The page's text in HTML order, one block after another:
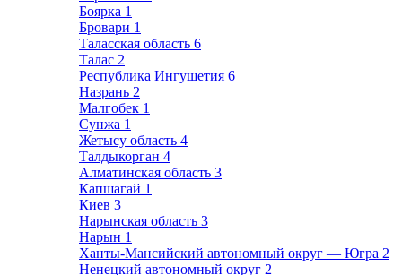
Боярка 1
Бровари 1
Таласская область 6
Талас 2
Республика Ингушетия 6
Назрань 2
Малгобек 1
Сунжа 1
Жетысу область 4
Талдыкорган 4
Алматинская область 3
Капшагай 1
Киев 3
Нарынская область 3
Нарын 1
Ханты-Мансийский автономный округ — Югра 2
Ненецкий автономный округ 2